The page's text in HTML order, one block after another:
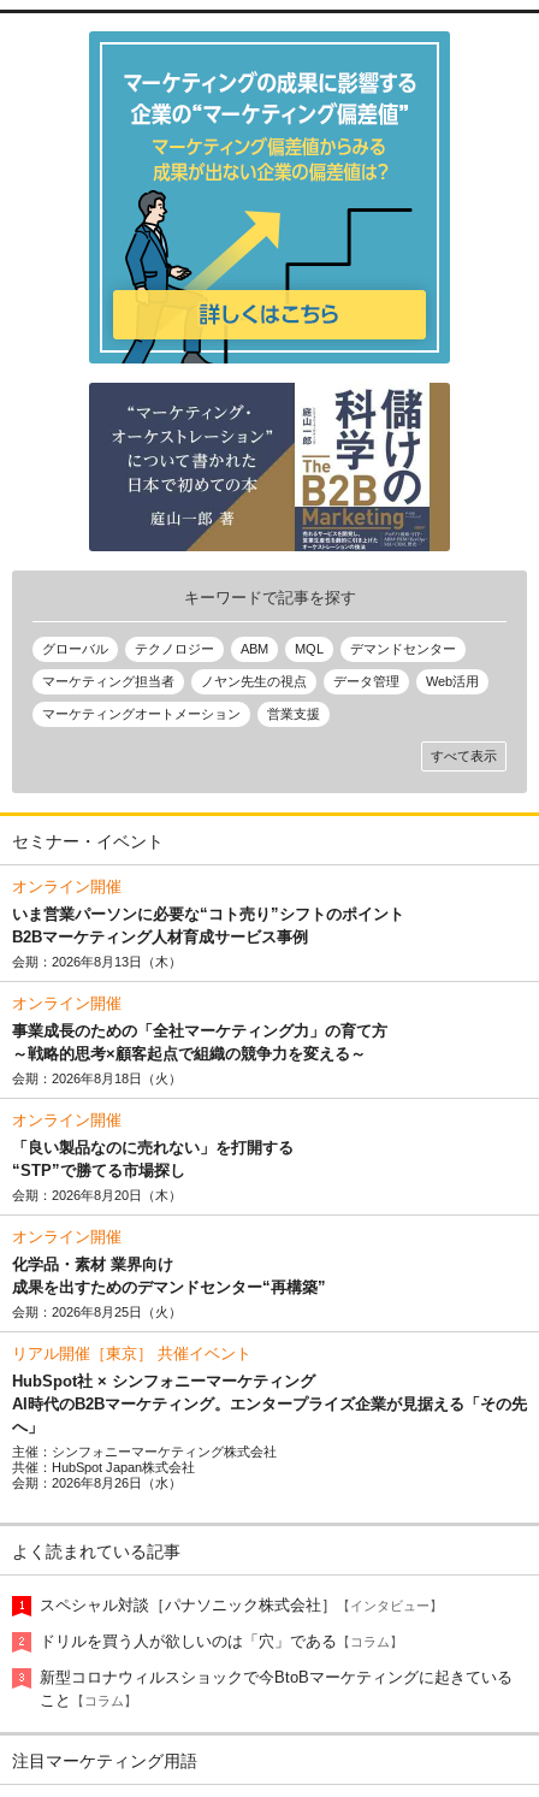
キーワードで記事を探す
グローバル テクノロジー ABM MQL デマンドセンター
マーケティング担当者 ノヤン先生の視点 データ管理 Web活用
マーケティングオートメーション 営業支援
すべて表示
セミナー・イベント
オンライン開催
いま営業パーソンに必要な“コト売り”シフトのポイント
B2Bマーケティング人材育成サービス事例
会期：2026年8月13日（木）
オンライン開催
事業成長のための「全社マーケティング力」の育て方
～戦略的思考×顧客起点で組織の競争力を変える～
会期：2026年8月18日（火）
オンライン開催
「良い製品なのに売れない」を打開する
“STP”で勝てる市場探し
会期：2026年8月20日（木）
オンライン開催
化学品・素材 業界向け
成果を出すためのデマンドセンター“再構築”
会期：2026年8月25日（火）
リアル開催［東京］ 共催イベント
HubSpot社 × シンフォニーマーケティング
AI時代のB2Bマーケティング。エンタープライズ企業が見据える「その先
へ」
主催：シンフォニーマーケティング株式会社
共催：HubSpot Japan株式会社
会期：2026年8月26日（水）
よく読まれている記事
スペシャル対談［パナソニック株式会社］ 【インタビュー】
ドリルを買う人が欲しいのは「穴」である 【コラム】
新型コロナウィルスショックで今BtoBマーケティングに起きている
こと
【コラム】
注目マーケティング用語